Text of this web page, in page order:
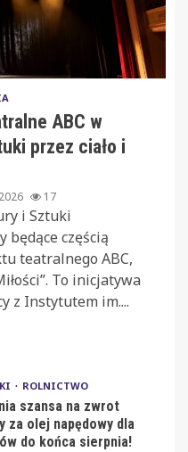
ABC w
przez ciało i
17
i Sztuki
częścią
teatralnego ABC,
To inicjatywa
z Instytutem im....
ROLNICTWO
szansa na zwrot
za olej napędowy dla
do końca sierpnia!